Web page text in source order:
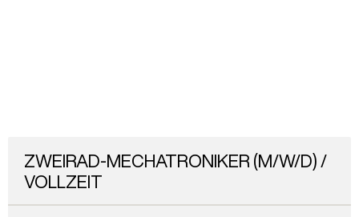
ZWEIRAD-MECHATRONIKER (M/W/D) /
VOLLZEIT